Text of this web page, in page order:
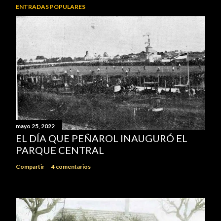
n
t
a
i
o
ENTRADAS POPULARES
mayo 25, 2022
EL DÍA QUE PEÑAROL INAUGURÓ EL
PARQUE CENTRAL
Compartir 4 comentarios